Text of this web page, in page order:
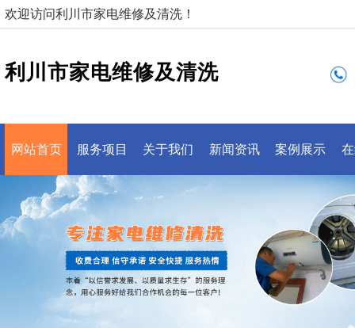
欢迎访问利川市家电维修及清洗！
利川市家电维修及清洗
网站首页 服务项目 关于我们 新闻资讯 案例展示